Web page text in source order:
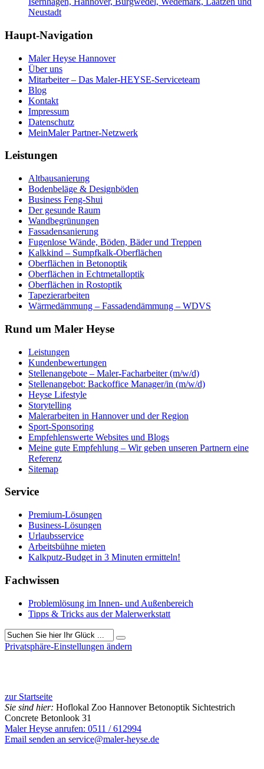
Neustadt
Haupt-Navigation
Maler Heyse Hannover
Über uns
Mitarbeiter – Das Maler-HEYSE-Serviceteam
Blog
Kontakt
Impressum
Datenschutz
MeinMaler Partner-Netzwerk
Leistungen
Altbausanierung
Bodenbeläge & Designböden
Business Feng-Shui
Der gesunde Raum
Wandbegrünungen
Fassadensanierung
Fugenlose Wände, Böden, Bäder und Treppen
Kalkkind – Sumpfkalk-Oberflächen
Oberflächen in Betonoptik
Oberflächen in Echtmetalloptik
Oberflächen in Rostoptik
Tapezierarbeiten
Wärmedämmung – Fassadendämmung – WDVS
Rund um Maler Heyse
Leistungen
Kundenbewertungen
Stellenangebote – Maler-Facharbeiter (m/w/d)
Stellenangebot: Backoffice Manager/in (m/w/d)
Heyse Lifestyle
Storytelling
Malerarbeiten in Hannover und der Region
Sport-Sponsoring
Empfehlenswerte Websites und Blogs
Meine gute Empfehlung – Wir geben unseren Partnern eine
Referenz
Sitemap
Service
Premium-Lösungen
Business-Lösungen
Urlaubsservice
Arbeitsbühne mieten
Kalkputz-Budget in 3 Minuten ermitteln!
Fachwissen
Problemlösung im Innen- und Außenbereich
Tipps & Tricks aus der Malerwerkstatt
Privatsphäre-Einstellungen ändern
zur Startseite
Sie sind hier: Hoflokal Zoo Hannover Betonoptik Sichtestrich
Concrete Betonlook 31
Maler Heyse anrufen: 0511 / 612994
Email senden an service@maler-heyse.de